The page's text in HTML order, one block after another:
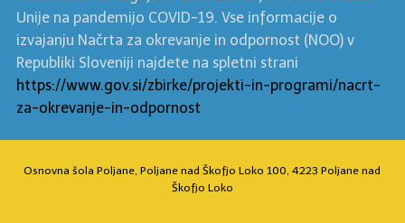
Unije na pandemijo COVID-19. Vse informacije o
izvajanju Načrta za okrevanje in odpornost (NOO) v
Republiki Sloveniji najdete na spletni strani
https://www.gov.si/zbirke/projekti-in-programi/nacrt-
za-okrevanje-in-odpornost
Osnovna šola Poljane, Poljane nad Škofjo Loko 100, 4223 Poljane nad
Škofjo Loko